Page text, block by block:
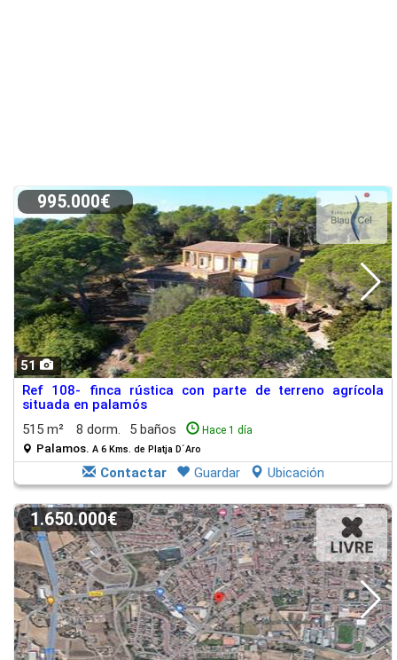
51
995.000€
Ref 108- finca rústica con parte de terreno agrícola
situada en palamós
515 m²
8 dorm. 5 baños Hace 1 día
Palamos. A 6 Kms. de Platja D´Aro
Contactar Guardar Ubicación
1.650.000€